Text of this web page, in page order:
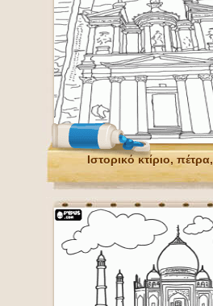
Ιστορικό κτίριο,